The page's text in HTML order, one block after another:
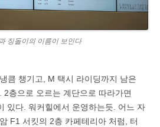
징돌이의 이름이 보인다
큼 챙기고, M 택시 라이딩까지 남은
2층으로 오르는 계단으로 따라가면
있다. 워커힐에서 운영하는듯. 어느 자
F1 서킷의 2층 카페테리아 처럼, 터